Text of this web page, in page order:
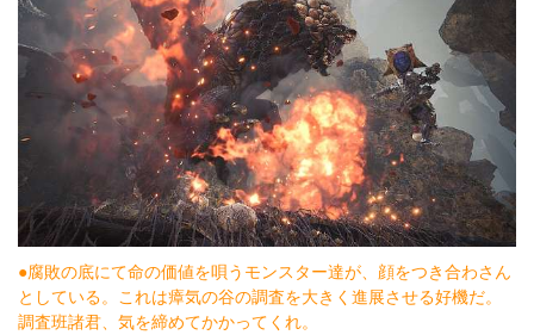
●腐敗の底にて命の価値を唄うモンスター達が、顔をつき合わさん
としている。これは瘴気の谷の調査を大きく進展させる好機だ。
調査班諸君、気を締めてかかってくれ。